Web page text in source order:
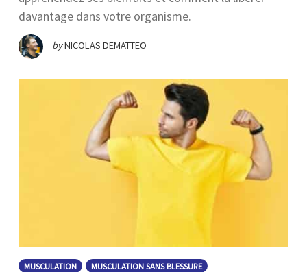
davantage dans votre organisme.
byNICOLAS DEMATTEO
MUSCULATION MUSCULATION SANS BLESSURE